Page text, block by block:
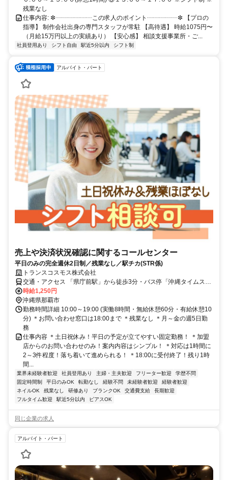
残業なし
仕事内容: ✼┈┈┈┈┈┈この求人のポイント┈┈┈┈┈✼ 【プロの
指導】 制作会社出身の専門スタッフが常駐 【高待遇】 時給1075円〜
（月給15万円以上の実績あり） 【安心感】 相談支援事業所・ご...
社員登用あり シフト自由 駅近5分以内 シフト制
アルバイト・パート
売上や決済状況確認に関するコールセンター
平日のみの完全週休2日制／残業なし／駅チカ(STR係)
トランスコスモス株式会社
交通・アクセス 「県庁前駅」から徒歩3分・バス停「沖縄タイムス
前」から徒歩2分・バス停「那覇バスターミナル」から徒歩5分
時給1,250円
沖縄県那覇市
勤務時間詳細 10:00～19:00 (実働8時間・無給休憩60分・有給休憩10
分) ＊お問い合わせ窓口は18:00まで ＊残業なし ＊月～金の週5日勤
務
仕事内容 ＊土日祝休み！平日の予定が立てやすい固定勤務！ ＊加盟
店からのお問い合わせのみ！案内内容はシンプル！ ＊対応は1時間に
2～3件程度！落ち着いて進められる！ ＊18:00に受付終了！残り1時
間...
業界未経験者歓迎 社員登用あり 主婦・主夫歓迎 フリーター歓迎
学歴不問
固定時間制
平日のみOK 転勤なし 経験不問 未経験者歓迎
経験者歓迎
ネイルOK
残業なし 研修あり ブランクOK 交通費支給
長期歓迎
フルタイム歓迎
駅近5分以内 ピアスOK
同じ企業の求人
アルバイト・パート